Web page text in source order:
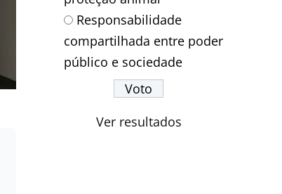
Responsabilidade
compartilhada entre poder
público e sociedade
Ver resultados